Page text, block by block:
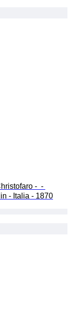
-  -
- Italia - 1870